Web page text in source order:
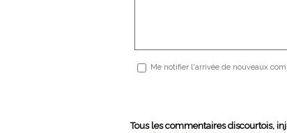
Me notifier l'arrivée de nouveaux
Tous les commentaires discourtois,